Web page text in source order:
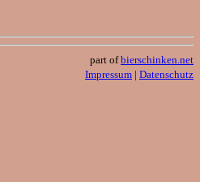
part ofbierschinken.net
Impressum | Datenschutz